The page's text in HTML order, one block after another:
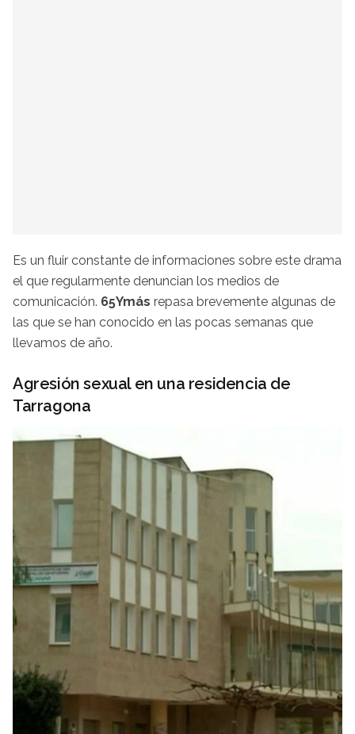
Es un fluir constante de informaciones sobre este drama
el que regularmente denuncian los medios de
comunicación. 65Ymás repasa brevemente algunas de
las que se han conocido en las pocas semanas que
llevamos de año.
Agresión sexual en una residencia de
Tarragona